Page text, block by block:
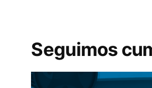
Seguimos